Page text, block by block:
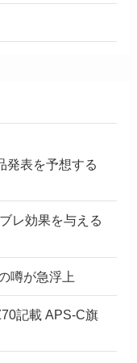
発表を予想する
レ効果を与える
噂が急浮上
記載 APS-C旗